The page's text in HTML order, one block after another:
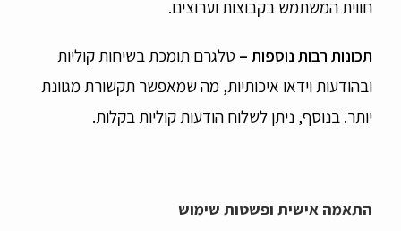
חווית המשתמש בקבוצות וערוצים.
תכונות רבות נוספות – טלגרם תומכת בשיחות קוליות
ובהודעות וידאו איכותיות, מה שמאפשר תקשורת מגוונת
יותר. בנוסף, ניתן לשלוח הודעות קוליות בקלות.
התאמה אישית ופשטות שימוש